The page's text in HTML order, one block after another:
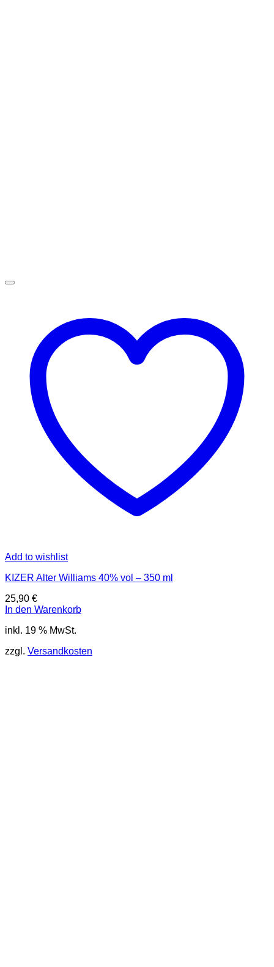
Add to wishlist
KIZER Alter Williams 40% vol – 350 ml
25,90 €
In den Warenkorb
inkl. 19 % MwSt.
zzgl. Versandkosten